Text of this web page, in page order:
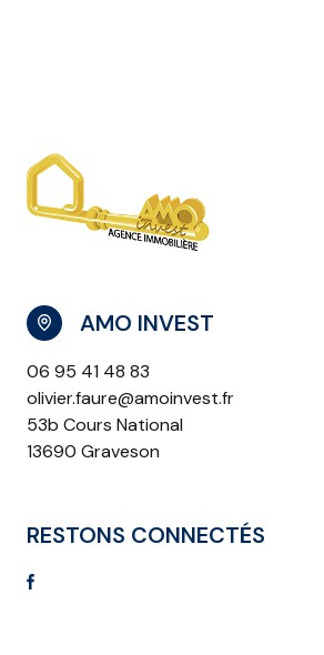
AMO INVEST
06 95 41 48 83
olivier.faure@amoinvest.fr
53b Cours National
13690 Graveson
RESTONS CONNECTÉS